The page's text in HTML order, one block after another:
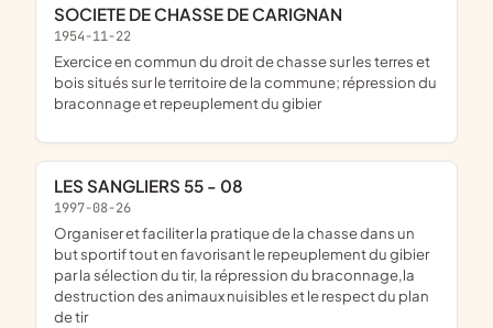
SOCIETE DE CHASSE DE CARIGNAN
1954-11-22
exercice en commun du droit de chasse sur les terres et
bois situés sur le territoire de la commune; répression du
braconnage et repeuplement du gibier
LES SANGLIERS 55 - 08
1997-08-26
organiser et faciliter la pratique de la chasse dans un
but sportif tout en favorisant le repeuplement du gibier
par la sélection du tir, la répression du braconnage,la
destruction des animaux nuisibles et le respect du plan
de tir